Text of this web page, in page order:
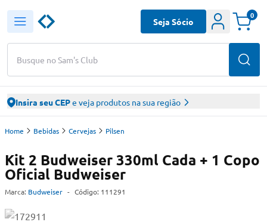
Busque no Sam's Club
Seja Sócio
0
Insira seu CEPe veja produtos na sua região
Home Bebidas Cervejas Pilsen
Kit 2 Budweiser 330ml Cada + 1 Copo
Oficial Budweiser
Marca: Budweiser - Código: 111291